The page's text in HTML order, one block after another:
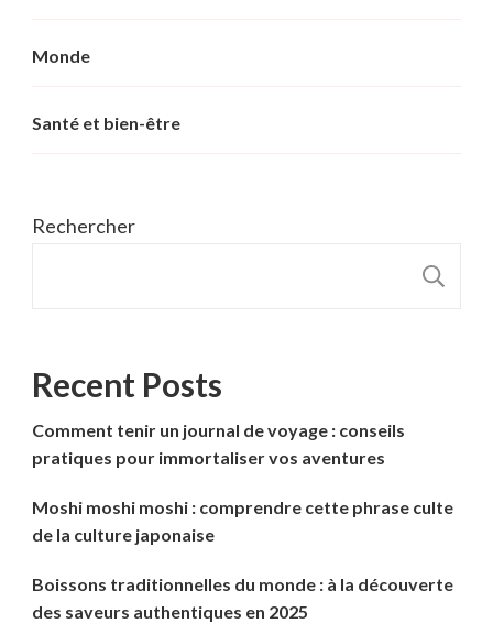
Monde
Santé et bien-être
Rechercher
Recent Posts
Comment tenir un journal de voyage : conseils
pratiques pour immortaliser vos aventures
Moshi moshi moshi : comprendre cette phrase culte
de la culture japonaise
Boissons traditionnelles du monde : à la découverte
des saveurs authentiques en 2025